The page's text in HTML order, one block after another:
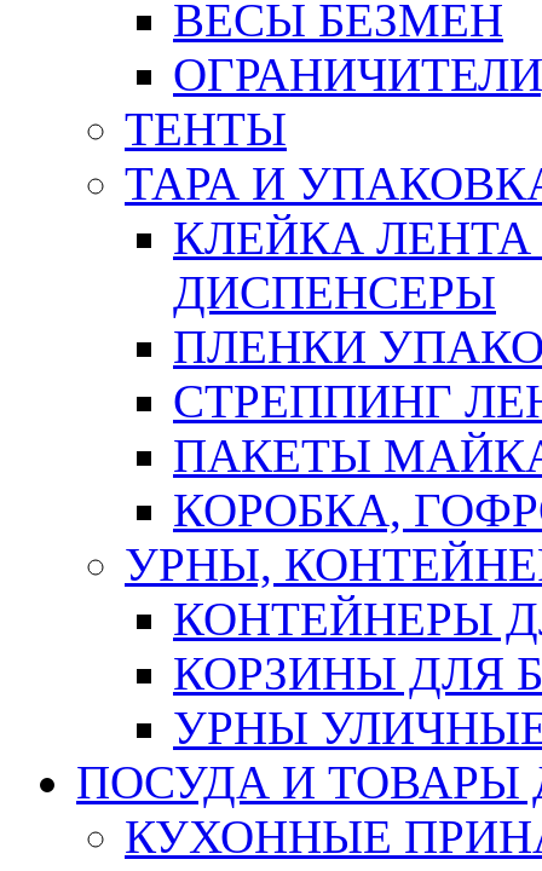
ВЕСЫ БЕЗМЕН
ТЕНТЫ
ТАРА И
КЛЕЙКА
ДИСПЕНСЕРЫ
ПЛЕНКИ
СТРЕППИНГ
ПАКЕТЫ
КОРОБКА,
УРНЫ,
КОНТЕЙНЕРЫ
КОРЗИНЫ ДЛЯ
УРНЫ
ПОСУДА И ТОВАРЫ
КУХОННЫЕ